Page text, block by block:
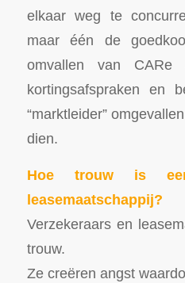
elkaar weg te
maar één de
omvallen van CARe
kortingsafspraken en
“marktleider”
dien.
Hoe trouw is
leasemaatschappij?
Verzekeraars en
trouw.
Ze creëren angst